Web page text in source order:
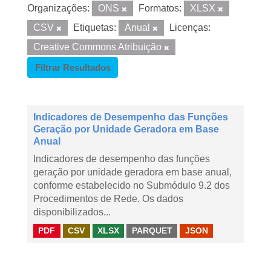
Organizações: ONS Formatos:
XLSX
CSV
Etiquetas: Anual
Licenças:
Creative Commons Atribuição
Filtrar Resultados
Indicadores de Desempenho das Funções
Geração por Unidade Geradora em Base
Anual
Indicadores de desempenho das funções
geração por unidade geradora em base anual,
conforme estabelecido no Submódulo 9.2 dos
Procedimentos de Rede. Os dados
disponibilizados...
PDF CSV XLSX PARQUET JSON